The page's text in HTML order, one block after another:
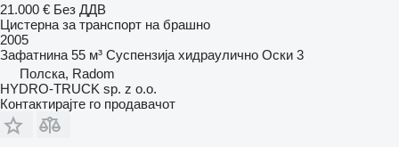
21.000 € Без ДДВ
Цистерна за транспорт на брашно
2005
Зафатнина 55 м³ Суспензија хидраулично Оски 3
Полска, Radom
HYDRO-TRUCK sp. z o.o.
Контактирајте го продавачот